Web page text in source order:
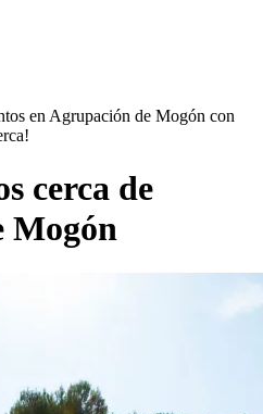
en Agrupación de Mogón con
cerca de
Mogón